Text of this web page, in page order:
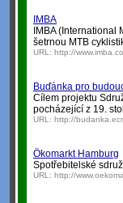
IMBA
IMBA
šetrnou MTB
URL: http://
Buďánka pro
Cílem projektu
pocházející z 19.
URL: http://
Ökomarkt Hamburg
Spotřebitelské
URL: http://